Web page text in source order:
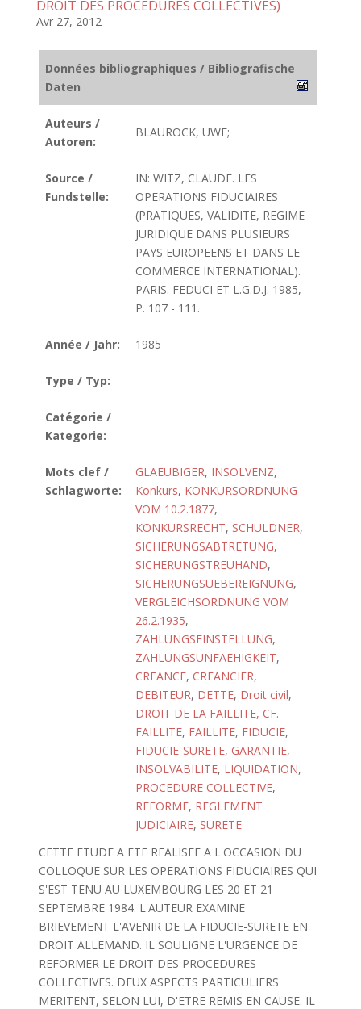
DROIT DES PROCEDURES COLLECTIVES)
Avr 27, 2012
Données bibliographiques / Bibliografische
Daten
Auteurs /
Autoren:
BLAUROCK, UWE;
Source /
Fundstelle:
IN: WITZ, CLAUDE. LES
OPERATIONS FIDUCIAIRES
(PRATIQUES, VALIDITE, REGIME
JURIDIQUE DANS PLUSIEURS
PAYS EUROPEENS ET DANS LE
COMMERCE INTERNATIONAL).
PARIS. FEDUCI ET L.G.D.J. 1985,
P. 107 - 111.
Année / Jahr: 1985
Type / Typ:
Catégorie /
Kategorie:
Mots clef /
Schlagworte:
GLAEUBIGER, INSOLVENZ,
Konkurs, KONKURSORDNUNG
VOM 10.2.1877,
KONKURSRECHT, SCHULDNER,
SICHERUNGSABTRETUNG,
SICHERUNGSTREUHAND,
SICHERUNGSUEBEREIGNUNG,
VERGLEICHSORDNUNG VOM
26.2.1935,
ZAHLUNGSEINSTELLUNG,
ZAHLUNGSUNFAEHIGKEIT,
CREANCE, CREANCIER,
DEBITEUR, DETTE, Droit civil,
DROIT DE LA FAILLITE, CF.
FAILLITE, FAILLITE, FIDUCIE,
FIDUCIE-SURETE, GARANTIE,
INSOLVABILITE, LIQUIDATION,
PROCEDURE COLLECTIVE,
REFORME, REGLEMENT
JUDICIAIRE, SURETE
CETTE ETUDE A ETE REALISEE A L'OCCASION DU
COLLOQUE SUR LES OPERATIONS FIDUCIAIRES QUI
S'EST TENU AU LUXEMBOURG LES 20 ET 21
SEPTEMBRE 1984. L'AUTEUR EXAMINE
BRIEVEMENT L'AVENIR DE LA FIDUCIE-SURETE EN
DROIT ALLEMAND. IL SOULIGNE L'URGENCE DE
REFORMER LE DROIT DES PROCEDURES
COLLECTIVES. DEUX ASPECTS PARTICULIERS
MERITENT, SELON LUI, D'ETRE REMIS EN CAUSE. IL